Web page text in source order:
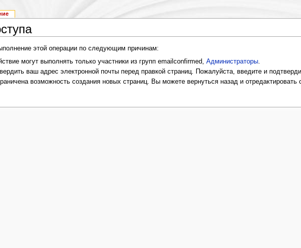
этой операции по следующим причинам:
могут выполнять только участники из групп emailconfirmed, Администраторы.
ваш адрес электронной почты перед правкой страниц. Пожалуйста, введите и
возможность создания новых страниц. Вы можете вернуться назад и